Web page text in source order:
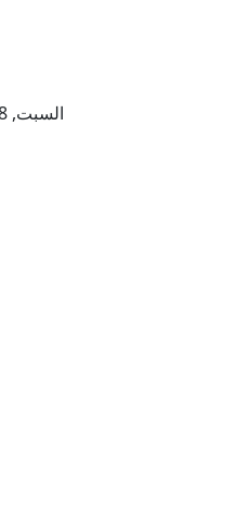
السبت, 08 أغسطس 2026 – 25 صفر 1448 هـ